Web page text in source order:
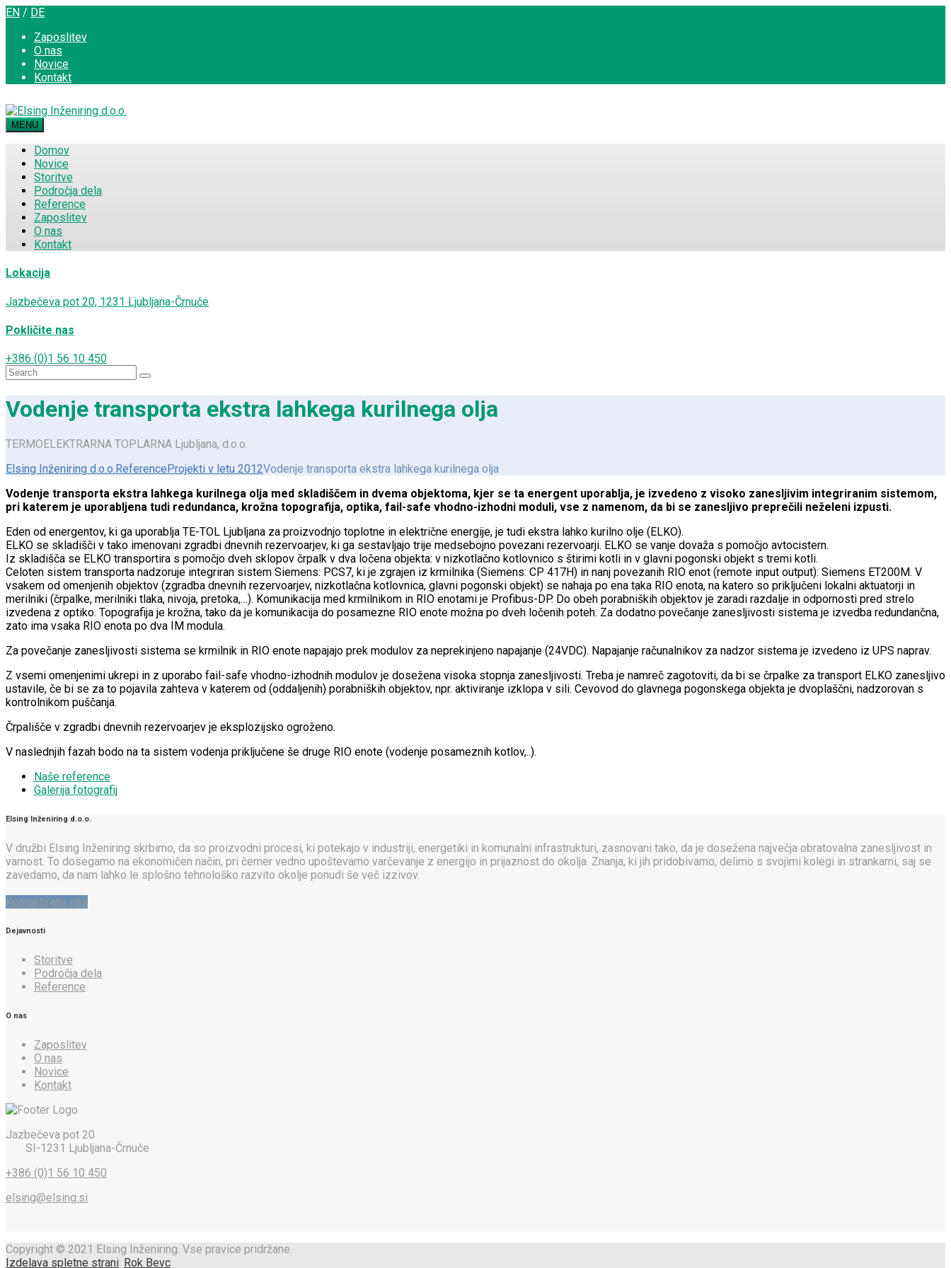
EN / DE
Zaposlitev
O nas
Novice
Kontakt
MENU
Domov
Novice
Storitve
Področja dela
Reference
Zaposlitev
O nas
Kontakt
Lokacija
Jazbečeva pot 20, 1231 Ljubljana-Črnuče
Pokličite nas
+386 (0)1 56 10 450
Search
for:
Vodenje transporta ekstra lahkega kurilnega olja
TERMOELEKTRARNA TOPLARNA Ljubljana, d.o.o.
Elsing Inženiring d.o.o.ReferenceProjekti v letu 2012Vodenje transporta ekstra lahkega kurilnega olja
Vodenje transporta ekstra lahkega kurilnega olja med skladiščem in dvema objektoma, kjer se ta energent uporablja, je izvedeno z visoko zanesljivim integriranim sistemom,
pri katerem je uporabljena tudi redundanca, krožna topografija, optika, fail-safe vhodno-izhodni moduli, vse z namenom, da bi se zanesljivo preprečili neželeni izpusti.
Eden od energentov, ki ga uporablja TE-TOL Ljubljana za proizvodnjo toplotne in električne energije, je tudi ekstra lahko kurilno olje (ELKO).
ELKO se skladišči v tako imenovani zgradbi dnevnih rezervoarjev, ki ga sestavljajo trije medsebojno povezani rezervoarji. ELKO se vanje dovaža s pomočjo avtocistern.
Iz skladišča se ELKO transportira s pomočjo dveh sklopov črpalk v dva ločena objekta: v nizkotlačno kotlovnico s štirimi kotli in v glavni pogonski objekt s tremi kotli.
Celoten sistem transporta nadzoruje integriran sistem Siemens: PCS7, ki je zgrajen iz krmilnika (Siemens: CP 417H) in nanj povezanih RIO enot (remote input output): Siemens ET200M. V
vsakem od omenjenih objektov (zgradba dnevnih rezervoarjev, nizkotlačna kotlovnica, glavni pogonski objekt) se nahaja po ena taka RIO enota, na katero so priključeni lokalni aktuatorji in
merilniki (črpalke, merilniki tlaka, nivoja, pretoka,…). Komunikacija med krmilnikom in RIO enotami je Profibus-DP. Do obeh porabniških objektov je zaradi razdalje in odpornosti pred strelo
izvedena z optiko. Topografija je krožna, tako da je komunikacija do posamezne RIO enote možna po dveh ločenih poteh. Za dodatno povečanje zanesljivosti sistema je izvedba redundančna,
zato ima vsaka RIO enota po dva IM modula.
Za povečanje zanesljivosti sistema se krmilnik in RIO enote napajajo prek modulov za neprekinjeno napajanje (24VDC). Napajanje računalnikov za nadzor sistema je izvedeno iz UPS naprav.
Z vsemi omenjenimi ukrepi in z uporabo fail-safe vhodno-izhodnih modulov je dosežena visoka stopnja zanesljivosti. Treba je namreč zagotoviti, da bi se črpalke za transport ELKO zanesljivo
ustavile, če bi se za to pojavila zahteva v katerem od (oddaljenih) porabniških objektov, npr. aktiviranje izklopa v sili. Cevovod do glavnega pogonskega objekta je dvoplaščni, nadzorovan s
kontrolnikom puščanja.
Črpališče v zgradbi dnevnih rezervoarjev je eksplozijsko ogroženo.
V naslednjih fazah bodo na ta sistem vodenja priključene še druge RIO enote (vodenje posameznih kotlov,..).
Naše reference
Galerija fotografij
Elsing Inženiring d.o.o.
V družbi Elsing Inženiring skrbimo, da so proizvodni procesi, ki potekajo v industriji, energetiki in komunalni infrastrukturi, zasnovani tako, da je dosežena največja obratovalna zanesljivost in
varnost. To dosegamo na ekonomičen način, pri čemer vedno upoštevamo varčevanje z energijo in prijaznost do okolja. Znanja, ki jih pridobivamo, delimo s svojimi kolegi in strankami, saj se
zavedamo, da nam lahko le splošno tehnološko razvito okolje ponudi še več izzivov.
Kontaktirajte nas
Dejavnosti
Storitve
Področja dela
Reference
O nas
Zaposlitev
O nas
Novice
Kontakt
Jazbečeva pot 20
SI-1231 Ljubljana-Črnuče
+386 (0)1 56 10 450
elsing@elsing.si
Copyright © 2021 Elsing Inženiring. Vse pravice pridržane.
Izdelava spletne strani: Rok Bevc